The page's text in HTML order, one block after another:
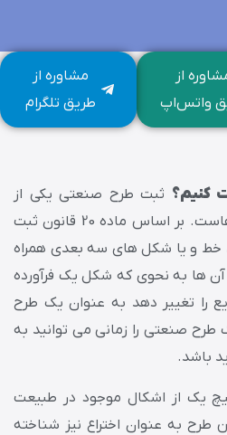
از
واتس‌اپ
مشاوره از
طریق تلگرام
کنیم؟ ثبت طرح صنعتی یکی از
موضوعات محبوب این روزهاست. بر اساس ماده 20 قانون ثبت
خط و یا شکل های سه بعدی همراه
ها به نحوی که شکل یک فرآورده
را تغییر دهد به عنوان یک طرح
صنعتی را زمانی می توانید به
باشد.
یک از اشکال موجود در طبیعت
به عنوان اختراع نیز شناخته